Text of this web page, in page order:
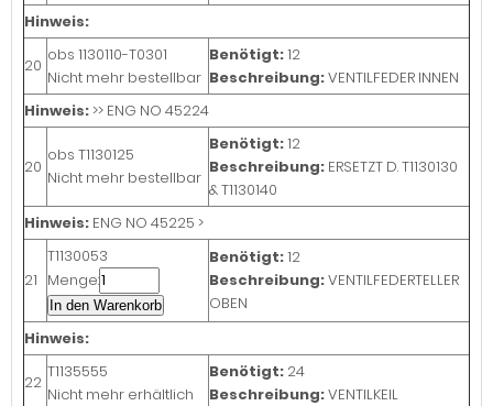
Hinweis:
20
obs 1130110-T0301
Nicht mehr bestellbar
Benötigt:12
Beschreibung:VENTILFEDER INNEN
Hinweis:>> ENG NO 45224
20
obs T1130125
Nicht mehr bestellbar
Benötigt:12
Beschreibung: ERSETZT D. T1130130
& T1130140
Hinweis: ENG NO 45225 >
21
T1130053
Menge:
In den Warenkorb
Benötigt:12
Beschreibung:VENTILFEDERTELLER
OBEN
Hinweis:
22
T1135555
Nicht mehr erhältlich
Benötigt: 24
Beschreibung:VENTILKEIL